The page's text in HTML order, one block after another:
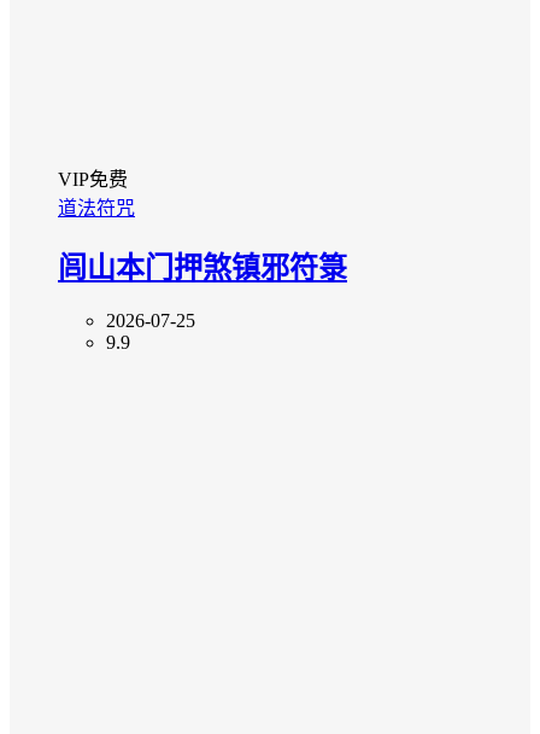
VIP免费
道法符咒
闾山本门押煞镇邪符箓
2026-07-25
9.9